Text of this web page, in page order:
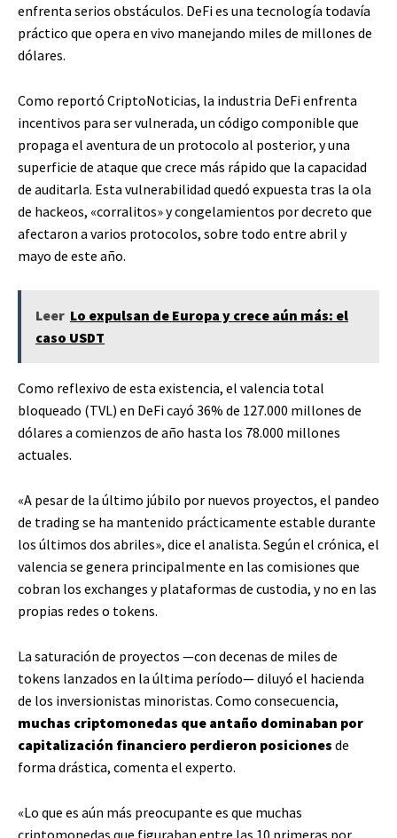
enfrenta serios obstáculos. DeFi es una tecnología todavía
práctico que opera en vivo manejando miles de millones de
dólares.
Como reportó CriptoNoticias, la industria DeFi enfrenta
incentivos para ser vulnerada, un código componible que
propaga el aventura de un protocolo al posterior, y una
superficie de ataque que crece más rápido que la capacidad
de auditarla. Esta vulnerabilidad quedó expuesta tras la ola
de hackeos, «corralitos» y congelamientos por decreto que
afectaron a varios protocolos, sobre todo entre abril y
mayo de este año.
Leer Lo expulsan de Europa y crece aún más: el
caso USDT
Como reflexivo de esta existencia, el valencia total
bloqueado (TVL) en DeFi cayó 36% de 127.000 millones de
dólares a comienzos de año hasta los 78.000 millones
actuales.
«A pesar de la último júbilo por nuevos proyectos, el pandeo
de trading se ha mantenido prácticamente estable durante
los últimos dos abriles», dice el analista. Según el crónica, el
valencia se genera principalmente en las comisiones que
cobran los exchanges y plataformas de custodia, y no en las
propias redes o tokens.
La saturación de proyectos —con decenas de miles de
tokens lanzados en la última período— diluyó el hacienda
de los inversionistas minoristas. Como consecuencia,
muchas criptomonedas que antaño dominaban por
capitalización financiero perdieron posiciones de
forma drástica, comenta el experto.
«Lo que es aún más preocupante es que muchas
criptomonedas que figuraban entre las 10 primeras por